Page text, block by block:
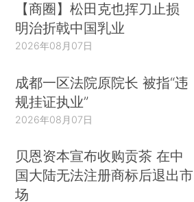
【商圈】松田克也挥刀止损
明治折戟中国乳业
2026年08月07日
成都一区法院原院长 被指“违
规挂证执业”
2026年08月07日
贝恩资本宣布收购贡茶 在中
国大陆无法注册商标后退出市
场